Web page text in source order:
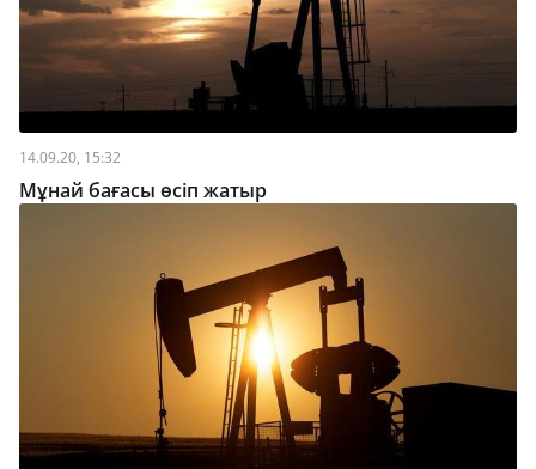
14.09.20, 15:32
Мұнай бағасы өсіп жатыр